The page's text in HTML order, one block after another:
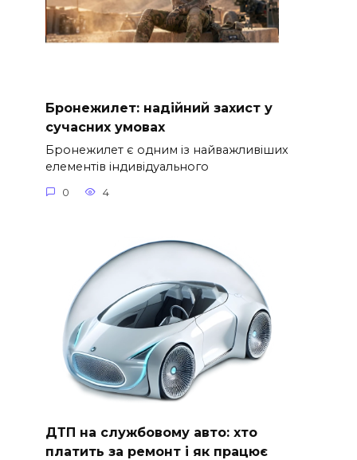
Бронежилет: надійний захист у
сучасних умовах
Бронежилет є одним із найважливіших
елементів індивідуального
0 4
ДТП на службовому авто: хто
платить за ремонт і як працює